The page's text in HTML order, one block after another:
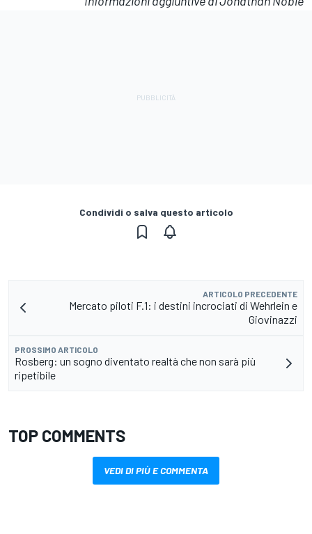
Condividi o salva questo articolo
ARTICOLO PRECEDENTE
Mercato piloti F.1: i destini incrociati di Wehrlein e
Giovinazzi
PROSSIMO ARTICOLO
Rosberg: un sogno diventato realtà che non sarà più
ripetibile
TOP COMMENTS
VEDI DI PIÙ E COMMENTA